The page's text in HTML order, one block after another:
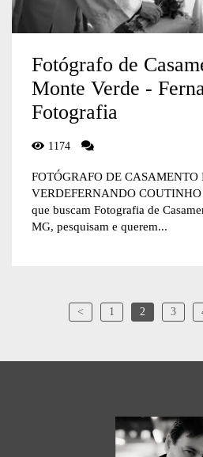
Fotógrafo de
Monte Verde -
Fotografia
1174
FOTÓGRAFO DE CASAMENTO
VERDEFERNANDO
que buscam Fotografia de
MG, pesquisam e querem...
< 1 2 3